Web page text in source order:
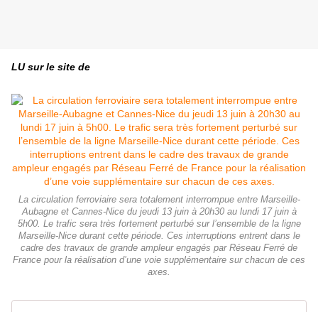
LU sur le site de
La circulation ferroviaire sera totalement interrompue entre Marseille-
Aubagne et Cannes-Nice du jeudi 13 juin à 20h30 au lundi 17 juin à
5h00. Le trafic sera très fortement perturbé sur l’ensemble de la ligne
Marseille-Nice durant cette période. Ces interruptions entrent dans le
cadre des travaux de grande ampleur engagés par Réseau Ferré de
France pour la réalisation d’une voie supplémentaire sur chacun de ces
axes.